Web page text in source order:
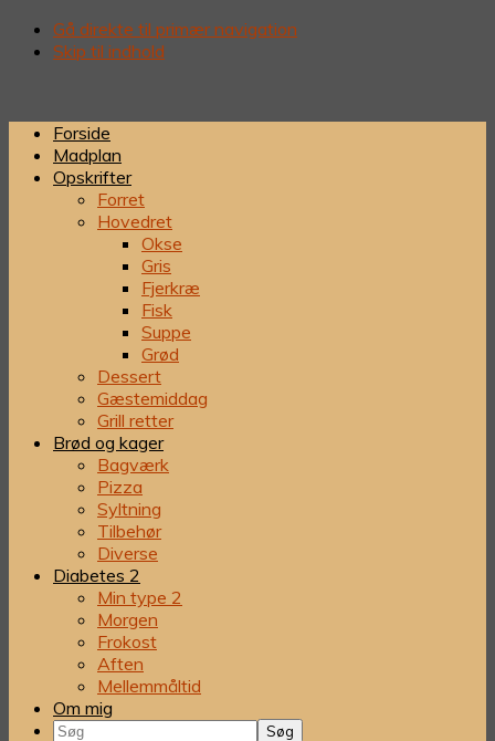
Gå direkte til primær navigation
Skip til indhold
Forside
Madplan
Opskrifter
Forret
Hovedret
Okse
Gris
Fjerkræ
Fisk
Suppe
Grød
Dessert
Gæstemiddag
Grill retter
Brød og kager
Bagværk
Pizza
Syltning
Tilbehør
Diverse
Diabetes 2
Min type 2
Morgen
Frokost
Aften
Mellemmåltid
Om mig
Søg